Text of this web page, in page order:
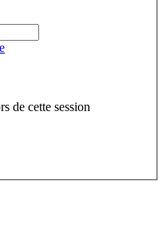
de cette session